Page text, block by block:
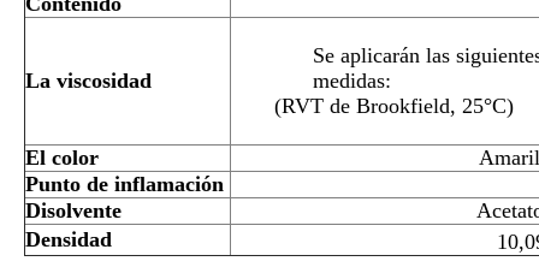
La viscosidad
Se aplicarán las
medidas:
(RVT de Brookfield, 25°C)
El color
Punto de inflamación
Disolvente
Densidad